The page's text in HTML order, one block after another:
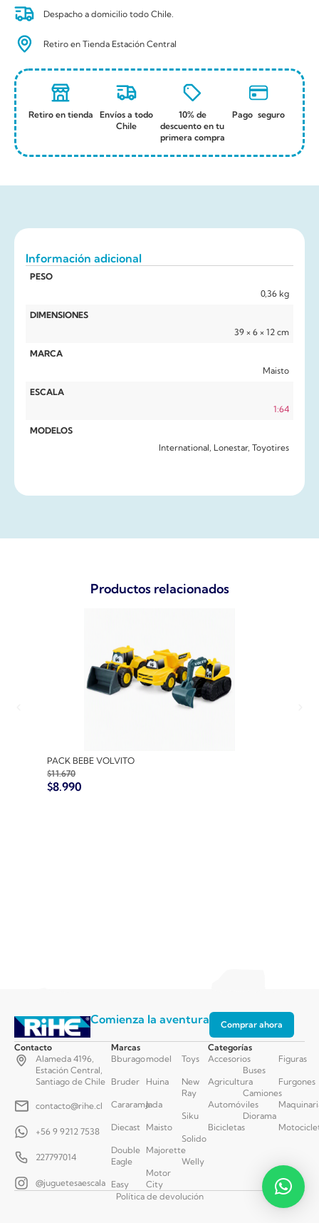
Despacho a domicilio todo Chile.
Retiro en Tienda Estación Central
Retiro en tienda
Envíos a todo
Chile
10% de
descuento en tu
primera compra
Pago seguro
Información adicional
PESO
0,36 kg
DIMENSIONES
39 × 6 × 12 cm
MARCA
Maisto
ESCALA
1:64
MODELOS
International, Lonestar, Toyotires
Productos relacionados
PACK BEBE VOLVITO
$11.670
$8.990
Comienza la aventura Comprar ahora
Contacto
Alameda 4196,
Estación Central,
Santiago de Chile
contacto@rihe.cl
+56 9 9212 7538
227797014
@juguetesaescala
Marcas
Bburago
Bruder
Cararama
Diecast
Double
Eagle
Easy
model
Huina
Jada
Maisto
Majorette
Motor
City
Toys
New
Ray
Siku
Solido
Welly
Categorías
Accesorios
Agricultura
Automóviles
Bicicletas
Buses
Camiones
Diorama
Figuras
Furgones
Política de devolución